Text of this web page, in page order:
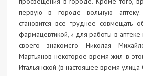
первую в городе вольную
становится всё труднее совмещать
фармацевтикой, и для работы в аптеке
своего знакомого Николая
Мартьянов некоторое время жил в
Итальянской (в настоящее время